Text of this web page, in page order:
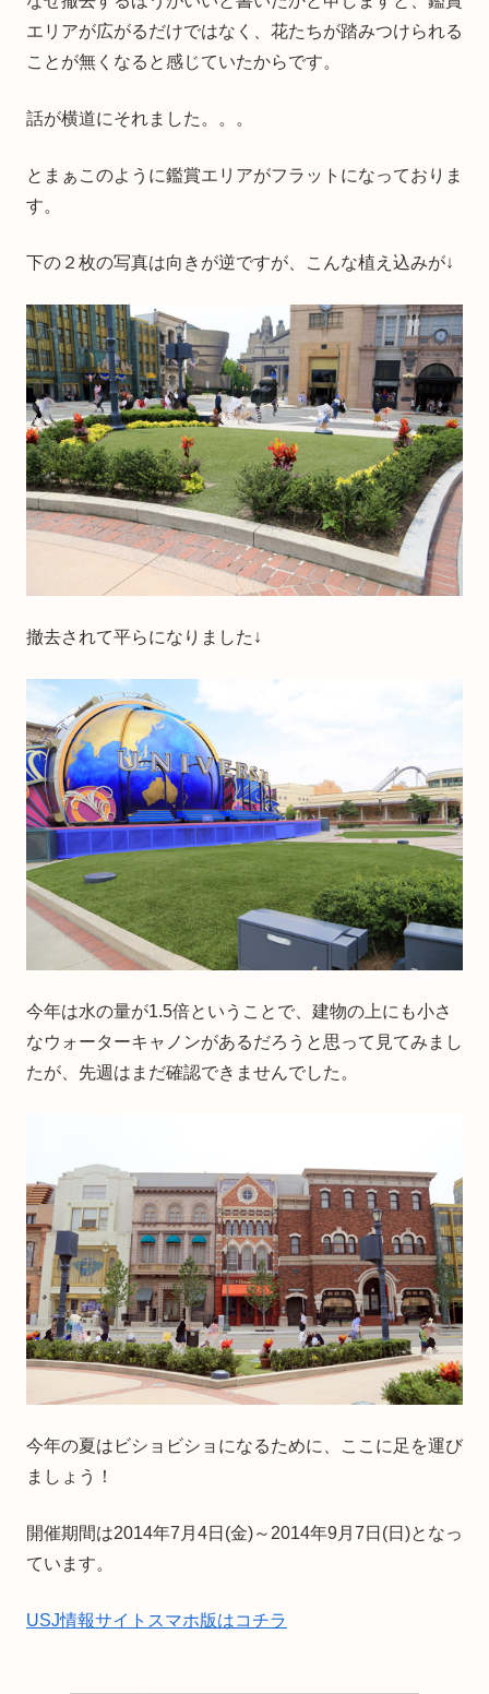
エリアが広がるだけではなく、花たちが踏みつけられる
ことが無くなると感じていたからです。
話が横道にそれました。。。
とまぁこのように鑑賞エリアがフラットになっておりま
す。
下の２枚の写真は向きが逆ですが、こんな植え込みが↓
撤去されて平らになりました↓
今年は水の量が1.5倍ということで、建物の上にも小さ
なウォーターキャノンがあるだろうと思って見てみまし
たが、先週はまだ確認できませんでした。
今年の夏はビショビショになるために、ここに足を運び
ましょう！
開催期間は2014年7月4日(金)～2014年9月7日(日)となっ
ています。
USJ情報サイトスマホ版はコチラ